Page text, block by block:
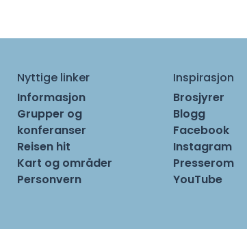
Nyttige linker
Informasjon
Grupper og
konferanser
Reisen hit
Kart og områder
Personvern
Inspirasjon
Brosjyrer
Blogg
Facebook
Instagram
Presserom
YouTube